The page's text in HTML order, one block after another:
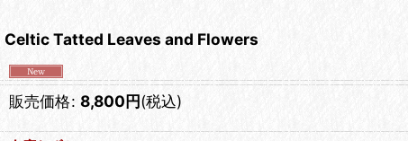
Celtic Tatted Leaves and Flowers
販売価格: 8,800円(税込)